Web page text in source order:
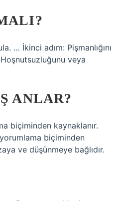
… İkinci adım: Pişmanlığını
veya
ANLAR?
biçiminden kaynaklanır.
biçiminden
ve düşünmeye bağlıdır.